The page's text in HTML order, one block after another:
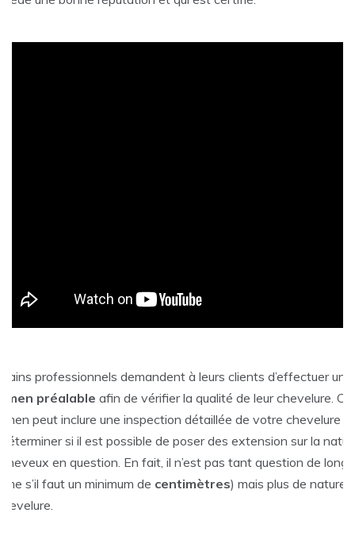
professionnels demandent à leurs clients d’effectuer un
préalable afin de vérifier la qualité de leur chevelure.
peut inclure une inspection détaillée de votre chevelure
si il est possible de poser des extension sur la
en question. En fait, il n’est pas tant question de
s’il faut un minimum de centimètres) mais plus de nature